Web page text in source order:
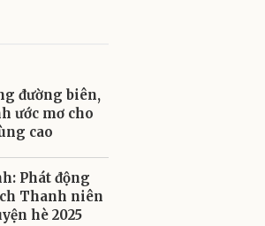
đường biên,
ước mơ cho
cao
Phát động
Thanh niên
hè 2025